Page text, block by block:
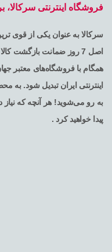
فروشگاه اینترنتی سرکالا،
سرکالا به عنوان یکی از قوی
اصل 7 روز ضمانت بازگشت
همگام با فروشگاه‌های معتبر
اینترنتی ایران تبدیل شود. به
به رو می‌شوید! هر آنچه که نیاز
پیدا خواهید کرد .